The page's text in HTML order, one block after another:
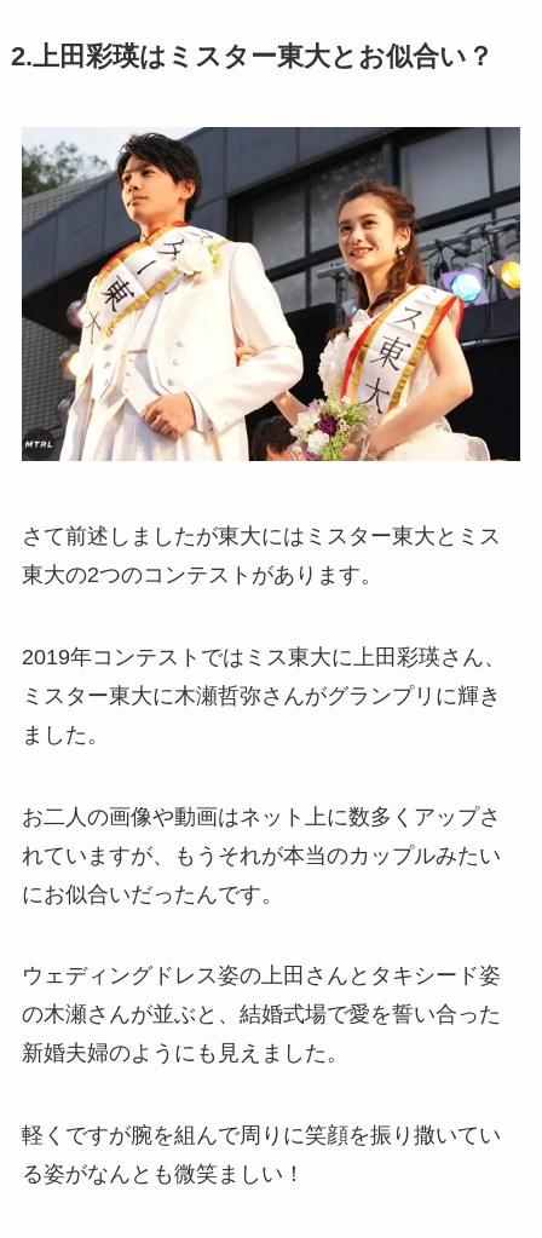
2.上田彩瑛はミスター東大とお似合い？
さて前述しましたが東大にはミスター東大とミス
東大の2つのコンテストがあります。
2019年コンテストではミス東大に上田彩瑛さん、
ミスター東大に木瀬哲弥さんがグランプリに輝き
ました。
お二人の画像や動画はネット上に数多くアップさ
れていますが、もうそれが本当のカップルみたい
にお似合いだったんです。
ウェディングドレス姿の上田さんとタキシード姿
の木瀬さんが並ぶと、結婚式場で愛を誓い合った
新婚夫婦のようにも見えました。
軽くですが腕を組んで周りに笑顔を振り撒いてい
る姿がなんとも微笑ましい！